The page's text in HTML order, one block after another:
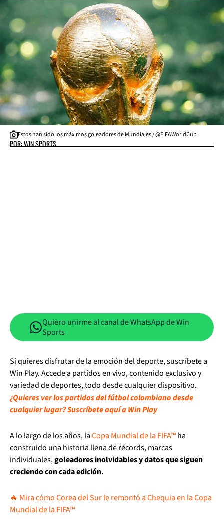
Estos han sido los máximos goleadores de Mundiales / @FIFAWorldCup
POR: WIN SPORTS
Quiero unirme al canal de WhatsApp de Win
Sports
Si quieres disfrutar de la emoción del deporte, suscríbete a
Win Play. Accede a partidos en vivo, contenido exclusivo y
variedad de deportes, todo desde cualquier dispositivo.
¿Quieres ver los partidos del fútbol colombiano desde
cualquier lugar? Suscríbete aquí a Win Play
A lo largo de los años, laCopa Mundial de la FIFA™ha
construido una historia llena de récords, marcas
individuales,goleadores inolvidables y datos que siguen
creciendo con cada edición.
🔥 Mira cómo Corea del Sur le remontó a Chequia en la Copa
Mundial de la FIFA™